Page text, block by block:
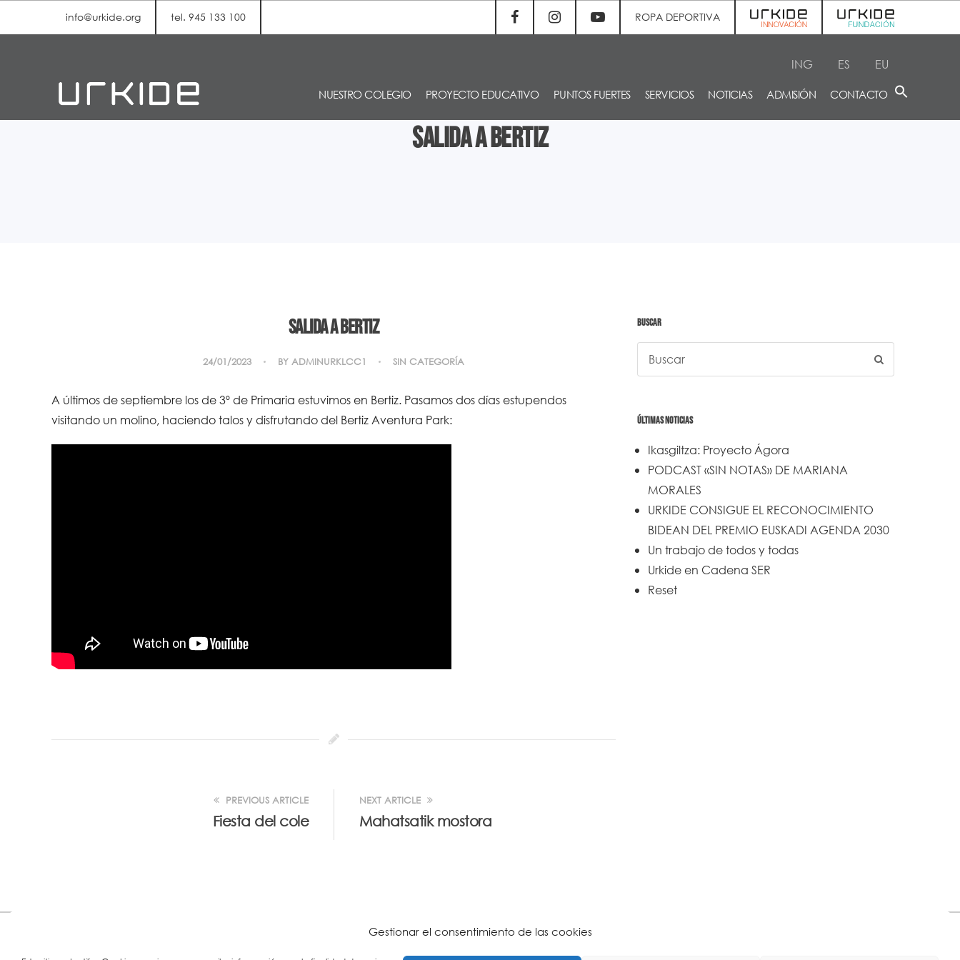
Gestionar el consentimiento de las cookies
info@urkide.org tel. 945 133 100 ROPA DEPORTIVA
ING ES EU
NUESTRO COLEGIO PROYECTO EDUCATIVO PUNTOS FUERTES SERVICIOS NOTICIAS ADMISIÓN CONTACTO
Salida a Bertiz
Salida a Bertiz
24/01/2023 BY ADMINURKLCC1 SIN CATEGORÍA
A últimos de septiembre los de 3º de Primaria estuvimos en Bertiz. Pasamos dos días estupendos
visitando un molino, haciendo talos y disfrutando del Bertiz Aventura Park:
PREVIOUS ARTICLE
Fiesta del cole
NEXT ARTICLE
Mahatsatik mostora
BUSCAR
ÚLTIMAS NOTICIAS
Ikasgiltza: Proyecto Ágora
PODCAST «SIN NOTAS» DE MARIANA
MORALES
URKIDE CONSIGUE EL RECONOCIMIENTO
BIDEAN DEL PREMIO EUSKADI AGENDA 2030
Un trabajo de todos y todas
Urkide en Cadena SER
Reset